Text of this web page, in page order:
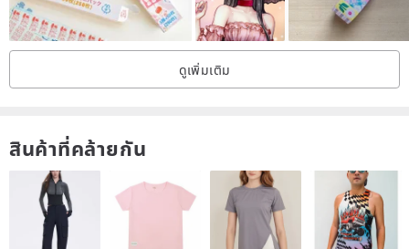
TOTAL 14 types X 2 sheets = 28 sheets
Material : paper 180g
2 types Size : 7 cm X 10 cm
2 types Size : 7 cm X 10.5 cm
4 types Size : 7.5 cm X 9.5 cm
ดูเพิ่มเติม
สินค้าที่คล้ายกัน